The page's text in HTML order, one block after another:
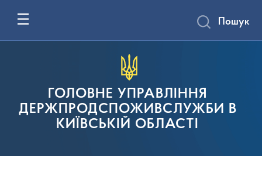
ГОЛОВНЕ УПРАВЛІННЯ
ДЕРЖПРОДСПОЖИВСЛУЖБИ В
КИЇВСЬКІЙ ОБЛАСТІ
Пошук